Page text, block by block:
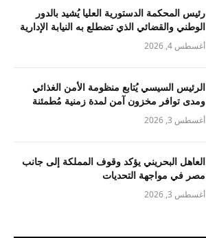
رئيس المحكمة الدستورية العليا يُشيد بالدور
الوطني والقضائي الذي تضطلع به النيابة الإدارية
أغسطس 4, 2026
الرئيس السيسي يُتابع منظومة الأمن الغذائي
ومدى توافر مخزون آمن لمدة زمنية مُطمئنة
أغسطس 3, 2026
العاهل البحريني يؤكد وقوف المملكة إلى جانب
مصر في مواجهة التحديات
أغسطس 3, 2026